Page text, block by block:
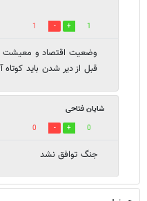
1
1
وضعیت اقتصاد و معیشت
قبل از دیر شدن باید کوتاه
شایان فتاحی
0
0
جنگ توافق نشد